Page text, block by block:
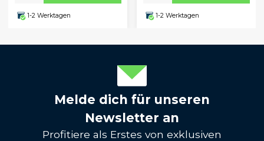
1-2 Werktagen 1-2 Werktagen
Melde dich für unseren
Newsletter an
Profitiere als Erstes von exklusiven